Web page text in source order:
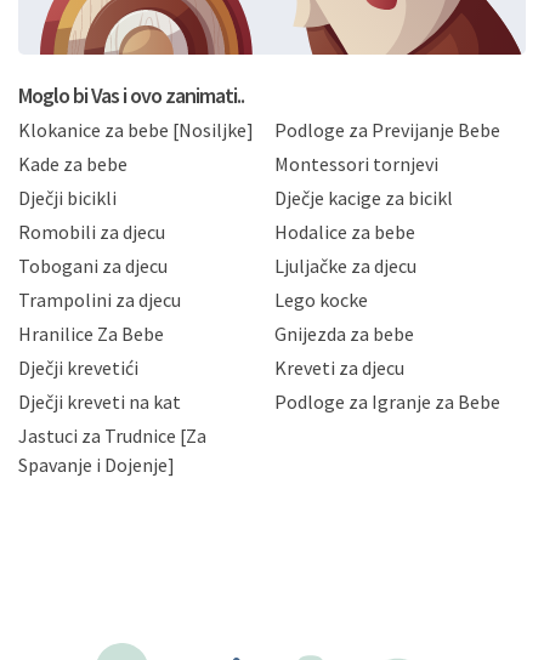
BRO'N BRO d.o.o. će s Vašim osobnim podacima
postupati sukladno Općoj uredbi o zaštiti podataka
privatnosti i kolačića koju možete pročitati ovdje i
Hrvatske, a uvijek uz primjenu odgovarajućih tehničkih i
sigurnosnih mjera zaštite osobnih podataka od
neovlaštenog pristupa, zlouporabe, otkrivanja,
gubitka ili uništenja. Mae.hr štiti privatnost svojih
korisnika i posjetitelja web stranica, čuva povjerljivost
Vaših osobnih podataka te omogućava pristup i
priopćavanje osobnih podataka samo onim svojim
zaposlenicima kojima su isti potrebni radi provedbe
slučajevima koji su dozvoljeni zakonima. Napominjemo
da možete u svako doba, u potpunosti ili djelomice,
zatražiti prestanak aktivnosti obrade Vaših osobnih
podataka. Opoziv privole možete podnijeti poštom na
gore navedenu adresu ili e-mailom na adresu:
Moglo bi Vas i ovo zanimati..
Klokanice za bebe [Nosiljke]
Podloge za Previjanje Bebe
Kade za bebe
Montessori tornjevi
Dječji bicikli
Dječje kacige za bicikl
Romobili za djecu
Hodalice za bebe
Tobogani za djecu
Ljuljačke za djecu
Trampolini za djecu
Lego kocke
Hranilice Za Bebe
Gnijezda za bebe
Dječji krevetići
Kreveti za djecu
Dječji kreveti na kat
Podloge za Igranje za Bebe
Jastuci za Trudnice [Za
Spavanje i Dojenje]